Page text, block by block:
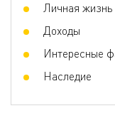
Личная жизнь
Доходы
Интересные
Наследие